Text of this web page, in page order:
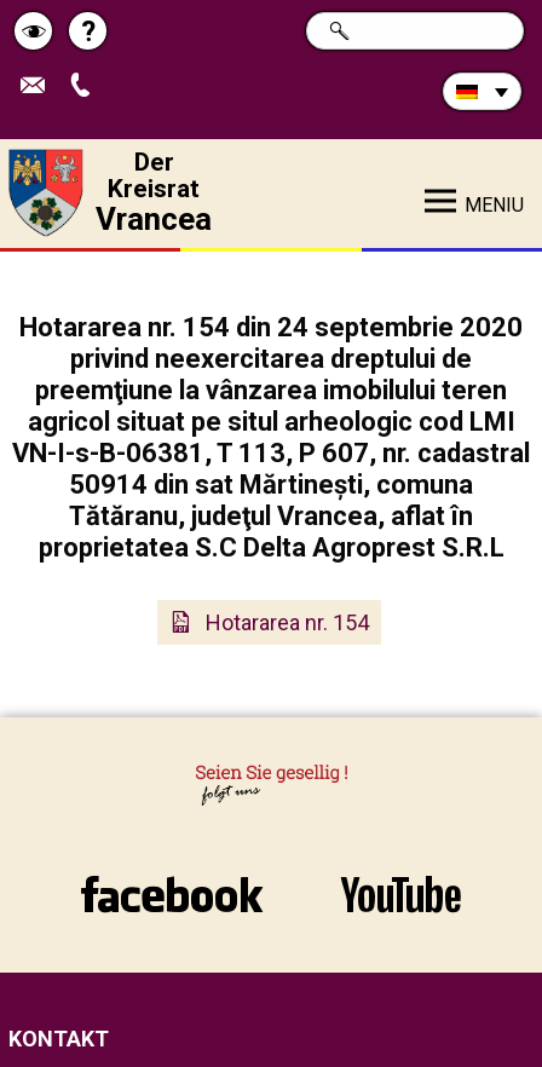
Schimbă
contrastul
Pagina
de
?
Durchsuchen
Sie
SUCHE
Der
Kreisrat
Vrancea MENIU
Hotararea nr. 154 din 24 septembrie 2020
privind neexercitarea dreptului de
preemţiune la vânzarea imobilului teren
agricol situat pe situl arheologic cod LMI
VN-I-s-B-06381, T 113, P 607, nr. cadastral
50914 din sat Mărtinești, comuna
Tătăranu, judeţul Vrancea, aflat în
proprietatea S.C Delta Agroprest S.R.L
Hotararea nr. 154
KONTAKT